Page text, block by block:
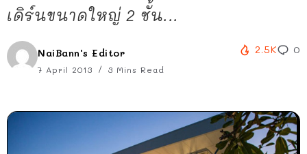
เดิร์นขนาดใหญ่ 2 ชั้น...
NaiBann's Editor
7 April 2013 3 Mins Read
2.5K 0